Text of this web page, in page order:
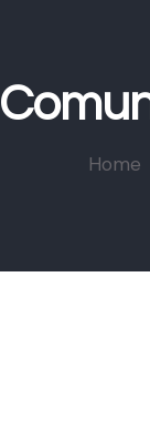
Home